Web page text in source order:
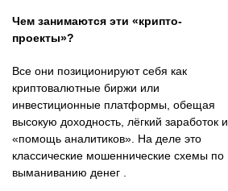
Чем занимаются эти «крипто-
проекты»?
Все они позиционируют себя как
криптовалютные биржи или
инвестиционные платформы, обещая
высокую доходность, лёгкий заработок и
«помощь аналитиков». На деле это
классические мошеннические схемы по
выманиванию денег .